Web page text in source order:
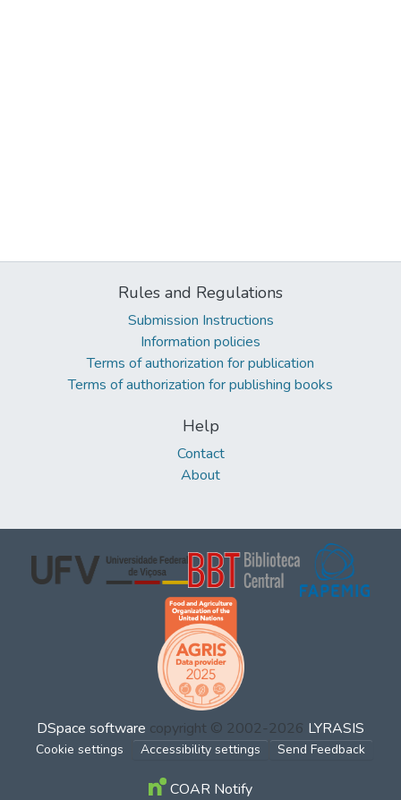
Rules and Regulations
Submission Instructions
Information policies
Terms of authorization for publication
Terms of authorization for publishing books
Help
Contact
About
DSpace software copyright © 2002-2026 LYRASIS
Cookie settings Accessibility settings Send Feedback
COAR Notify